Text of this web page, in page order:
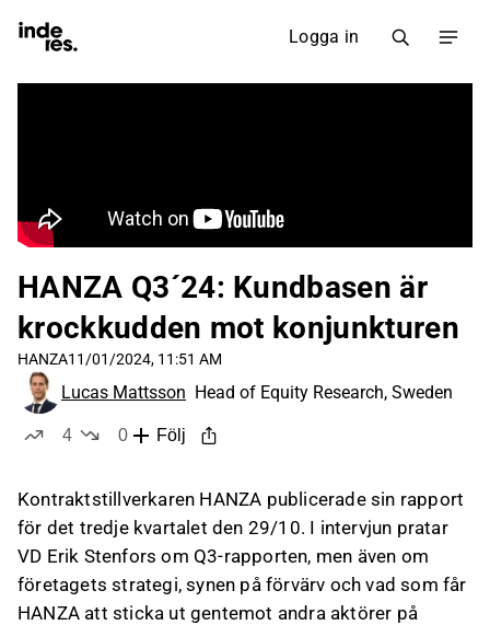
Logga in
HANZA Q3´24: Kundbasen är
krockkudden mot konjunkturen
HANZA11/01/2024, 11:51 AM
Lucas Mattsson Head of Equity Research, Sweden
4
0
Följ
Kontraktstillverkaren HANZA publicerade sin rapport
för det tredje kvartalet den 29/10. I intervjun pratar
VD Erik Stenfors om Q3-rapporten, men även om
företagets strategi, synen på förvärv och vad som får
HANZA att sticka ut gentemot andra aktörer på